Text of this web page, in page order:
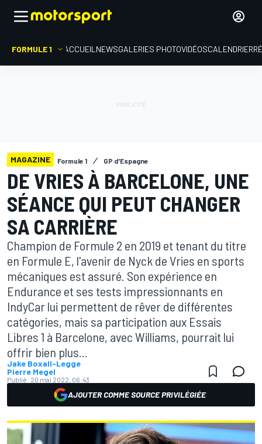
FORMULE 1 ACCUEIL NEWSGALERIES PHOTOVIDÉOSCALENDRIER
MAGAZINE Formule 1 GP d'Espagne
DE VRIES À BARCELONE, UNE
SÉANCE QUI PEUT CHANGER
SA CARRIÈRE
Champion de Formule 2 en 2019 et tenant du titre
en Formule E, l'avenir de Nyck de Vries en sports
mécaniques est assuré. Son expérience en
Endurance et ses tests impressionnants en
IndyCar lui permettent de rêver de différentes
catégories, mais sa participation aux Essais
Libres 1 à Barcelone, avec Williams, pourrait lui
offrir bien plus...
Jake Boxall-Legge
Pierre Megel
Publié: 20 mai 2022, 06:43
AJOUTER COMME SOURCE PRIVILÉGIÉE